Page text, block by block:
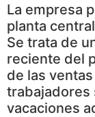
La empresa
planta
Se trata de
reciente del
de las
trabajadores
vacaciones